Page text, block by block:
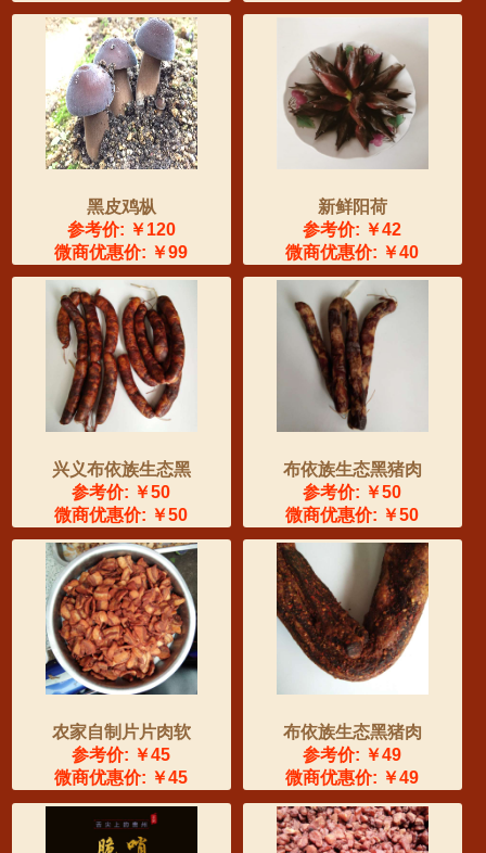
黑皮鸡枞
参考价: ￥120
微商优惠价: ￥99
新鲜阳荷
参考价: ￥42
微商优惠价: ￥40
兴义布依族生态黑
参考价: ￥50
微商优惠价: ￥50
布依族生态黑猪肉
参考价: ￥50
微商优惠价: ￥50
农家自制片片肉软
参考价: ￥45
微商优惠价: ￥45
布依族生态黑猪肉
参考价: ￥49
微商优惠价: ￥49